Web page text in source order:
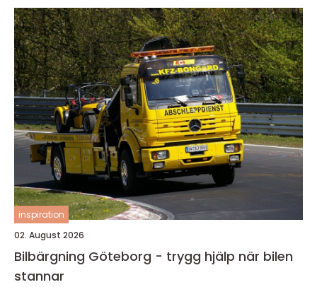
inspiration
02. August 2026
Bilbärgning Göteborg - trygg hjälp när bilen
stannar